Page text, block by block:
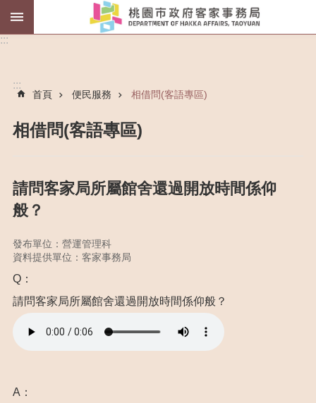
客
認
證
階
搜
尋
認
識
我
們
訊
告
:::
:::
首頁 便民服務 相借問(客語專區)
相借問(客語專區)
請問客家局所屬館舍還過開放時間係仰
般？
發布單位：營運管理科
資料提供單位：客家事務局
Q：
請問客家局所屬館舍還過開放時間係仰般？
A：